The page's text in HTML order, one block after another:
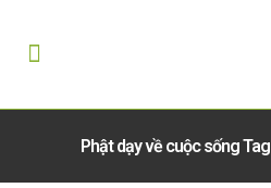
Phật dạy về cuộc sống Tag